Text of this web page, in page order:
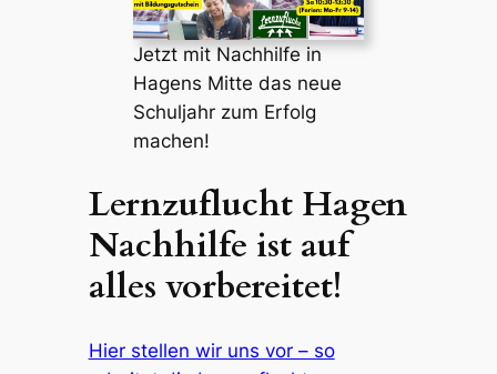
Jetzt mit Nachhilfe in
Hagens Mitte das neue
Schuljahr zum Erfolg
machen!
Lernzuflucht Hagen
Nachhilfe ist auf
alles vorbereitet!
Hier stellen wir uns vor – so